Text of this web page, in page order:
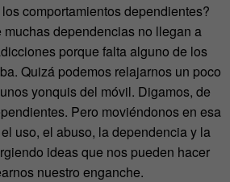
comportamientos dependientes?
dependencias no llegan a
porque falta alguno de los
Quizá podemos relajarnos un poco
yonquis del móvil. Digamos, de
Pero moviéndonos en esa
uso, el abuso, la dependencia y la
ideas que nos pueden hacer
nuestro enganche.